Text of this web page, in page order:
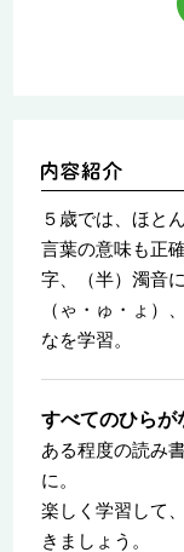
５歳では、ほと
言葉の意味も正
字、（半）濁音
（ゃ・ゅ・ょ）
なを学習。
すべてのひらが
ある程度の読み
に。
楽しく学習して
きましょう。